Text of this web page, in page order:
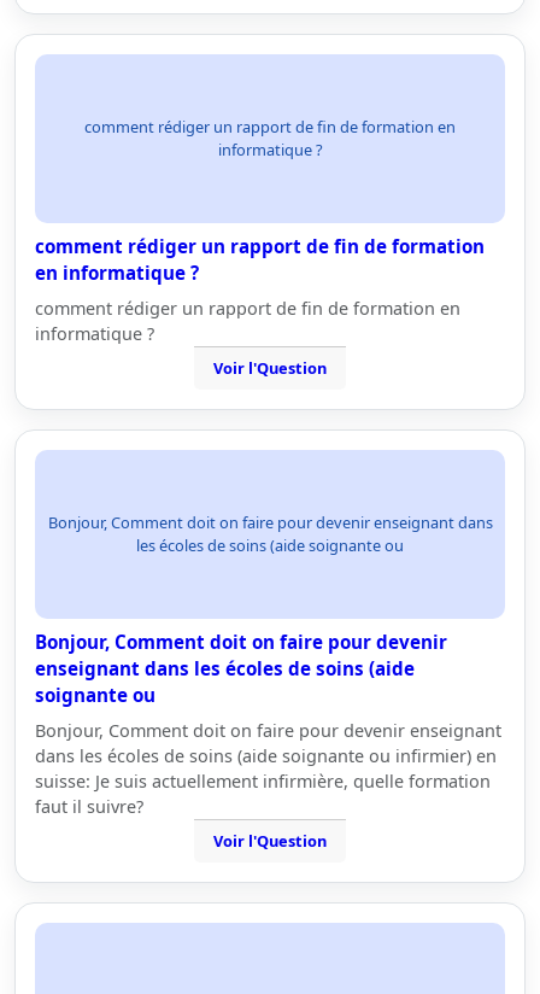
comment rédiger un rapport de fin de formation en
informatique ?
comment rédiger un rapport de fin de formation
en informatique ?
comment rédiger un rapport de fin de formation en
informatique ?
Voir l'Question
Bonjour, Comment doit on faire pour devenir enseignant dans
les écoles de soins (aide soignante ou
Bonjour, Comment doit on faire pour devenir
enseignant dans les écoles de soins (aide
soignante ou
Bonjour, Comment doit on faire pour devenir enseignant
dans les écoles de soins (aide soignante ou infirmier) en
suisse: Je suis actuellement infirmière, quelle formation
faut il suivre?
Voir l'Question